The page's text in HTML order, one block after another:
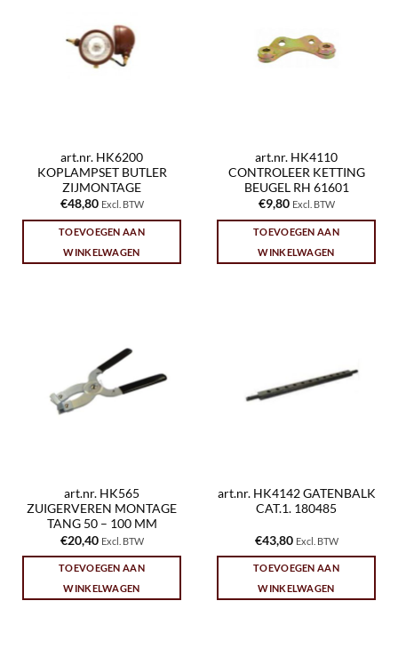
art.nr. HK6200
KOPLAMPSET BUTLER
ZIJMONTAGE
€48,80 Excl. BTW
TOEVOEGEN AAN
WINKELWAGEN
art.nr. HK4110
CONTROLEER KETTING
BEUGEL RH 61601
€9,80 Excl. BTW
TOEVOEGEN AAN
WINKELWAGEN
art.nr. HK565
ZUIGERVEREN MONTAGE
TANG 50 – 100 MM
€20,40 Excl. BTW
TOEVOEGEN AAN
WINKELWAGEN
art.nr. HK4142 GATENBALK
CAT.1. 180485
€43,80 Excl. BTW
TOEVOEGEN AAN
WINKELWAGEN